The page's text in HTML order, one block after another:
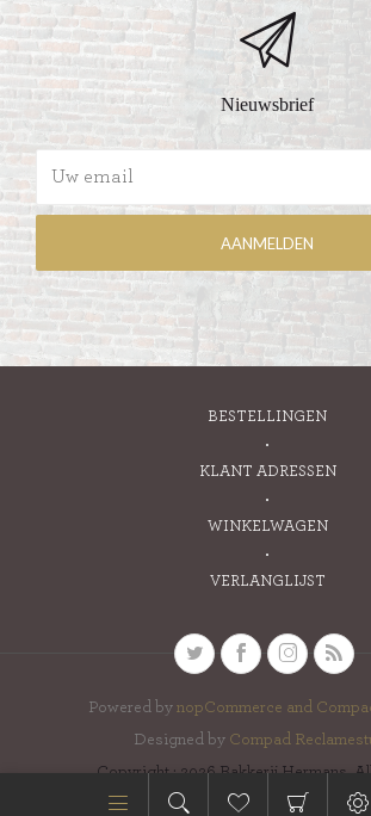
Nieuwsbrief
BESTELLINGEN
KLANT ADRESSEN
WINKELWAGEN
VERLANGLIJST
Powered by nopCommerce and
Designed by Compad
Copyright ; 2026 Bakkerij Hermans.
voorbehouden.